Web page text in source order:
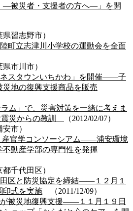
被災者・支援者の方へ―」を開
習志野市）
町立志津川小学校の運動会を全面
県市川市）
スタウンいちかわ」を開催――子
地の復興支援商品を販売
ム」で、災害対策を一緒に考えま
災からの教訓
（2012/02/07）
安市）
産官学コンソーシアム――浦安環境
動産学部の専門性を発揮
千代田区）
区と防災協定を締結――１２月１
印式を実施 （2011/12/09）
被災地復興支援――１１月１９日